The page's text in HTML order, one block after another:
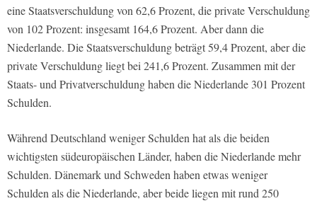
eine Staatsverschuldung von 62,6 Prozent, die private Verschuldung
von 102 Prozent: insgesamt 164,6 Prozent. Aber dann die
Niederlande. Die Staatsverschuldung beträgt 59,4 Prozent, aber die
private Verschuldung liegt bei 241,6 Prozent. Zusammen mit der
Staats- und Privatverschuldung haben die Niederlande 301 Prozent
Schulden.
Während Deutschland weniger Schulden hat als die beiden
wichtigsten südeuropäischen Länder, haben die Niederlande mehr
Schulden. Dänemark und Schweden haben etwas weniger
Schulden als die Niederlande, aber beide liegen mit rund 250